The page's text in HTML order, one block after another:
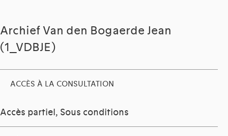
Archief Van den Bogaerde Jean
(1_VDBJE)
ACCÈS À LA CONSULTATION
Accès partiel, Sous conditions